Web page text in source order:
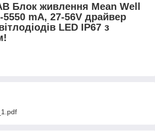
Блок живлення Mean Well
5550 mA, 27-56V драйвер
LED IP67 з